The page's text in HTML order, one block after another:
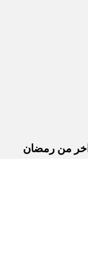
من رمضان